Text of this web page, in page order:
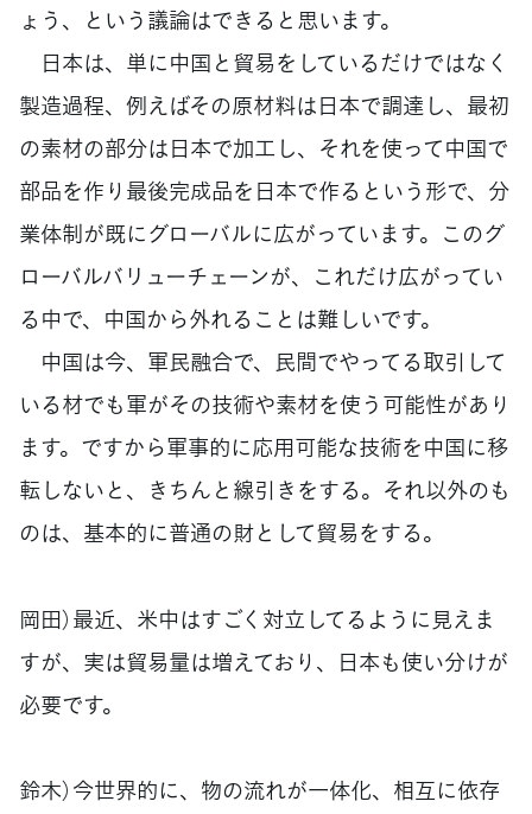
ょう、という議論はできると思います。
日本は、単に中国と貿易をしているだけではなく
製造過程、例えばその原材料は日本で調達し、最初
の素材の部分は日本で加工し、それを使って中国で
部品を作り最後完成品を日本で作るという形で、分
業体制が既にグローバルに広がっています。このグ
ローバルバリューチェーンが、これだけ広がってい
る中で、中国から外れることは難しいです。
中国は今、軍民融合で、民間でやってる取引して
いる材でも軍がその技術や素材を使う可能性があり
ます。ですから軍事的に応用可能な技術を中国に移
転しないと、きちんと線引きをする。それ以外のも
のは、基本的に普通の財として貿易をする。
岡田）最近、米中はすごく対立してるように見えま
すが、実は貿易量は増えており、日本も使い分けが
必要です。
鈴木）今世界的に、物の流れが一体化、相互に依存